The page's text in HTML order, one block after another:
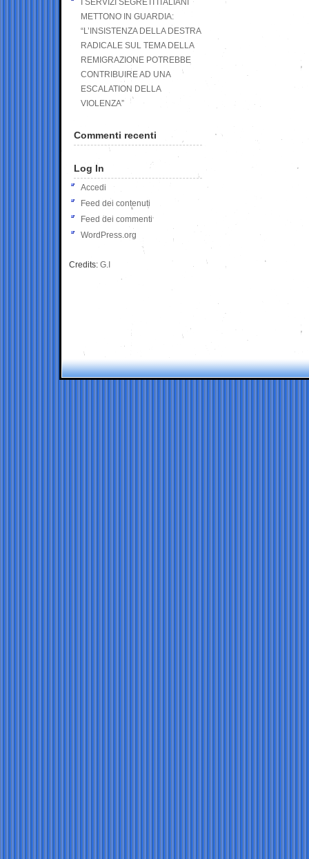
I SERVIZI SEGRETI ITALIANI
METTONO IN GUARDIA:
“L’INSISTENZA DELLA DESTRA
RADICALE SUL TEMA DELLA
REMIGRAZIONE POTREBBE
CONTRIBUIRE AD UNA
ESCALATION DELLA
VIOLENZA”
Commenti recenti
Log In
Accedi
Feed dei contenuti
Feed dei commenti
WordPress.org
Credits: G.I